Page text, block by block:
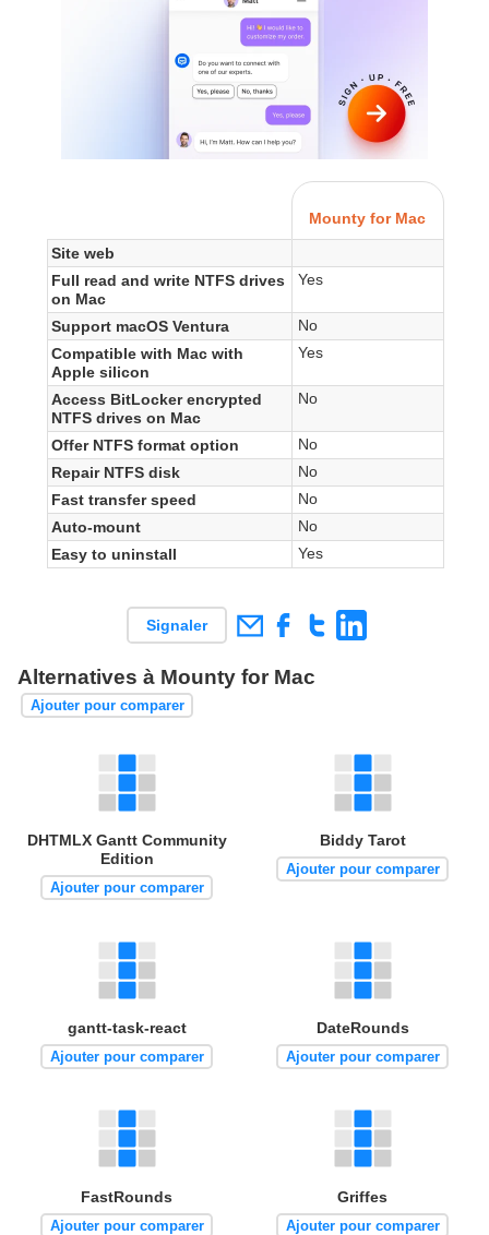
Mounty for Mac
Site web
Full read and write NTFS drives
on Mac
Yes
Support macOS Ventura
No
Compatible with Mac with
Apple silicon
Yes
Access BitLocker encrypted
NTFS drives on Mac
No
Offer NTFS format option
No
Repair NTFS disk
No
Fast transfer speed
No
Auto-mount
No
Easy to uninstall
Yes
Signaler
Alternatives à Mounty for Mac
Ajouter pour comparer
DHTMLX Gantt Community
Edition
Ajouter pour comparer
Biddy Tarot
Ajouter pour comparer
gantt-task-react
Ajouter pour comparer
DateRounds
Ajouter pour comparer
FastRounds
Ajouter pour comparer
Griffes
Ajouter pour comparer